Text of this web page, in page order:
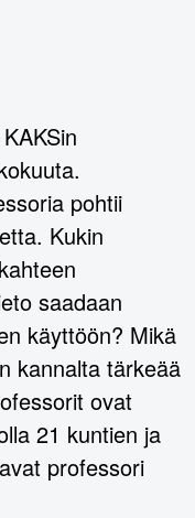
pohtii
Kukin
saadaan
käyttöön? Mikä
kannalta tärkeää
ovat
21 kuntien ja
professori